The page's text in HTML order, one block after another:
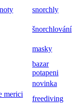
snorchly
šnorchlování
masky
bazar
potapeni
novinka
merici
freediving